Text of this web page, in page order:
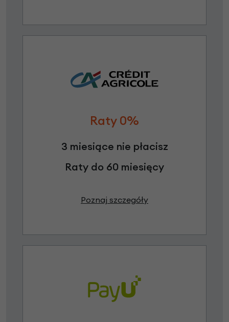
Raty 0%
3 miesiące nie płacisz
Raty do 60 miesięcy
Poznaj szczegóły